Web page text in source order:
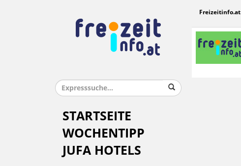
STARTSEITE
WOCHENTIPP
JUFA HOTELS
Freizeitinfo.at